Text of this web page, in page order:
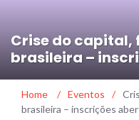
Crise do capital,
brasileira –
Home / Eventos /
brasileira – inscrições